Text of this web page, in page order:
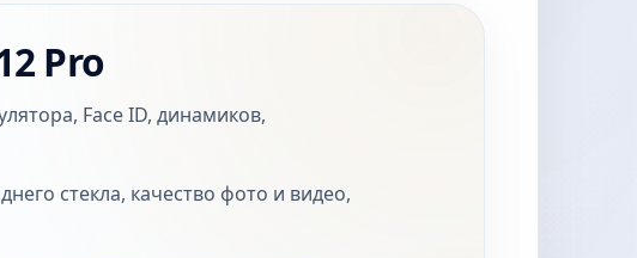
Pro
Face ID, динамиков,
стекла, качество фото и видео,